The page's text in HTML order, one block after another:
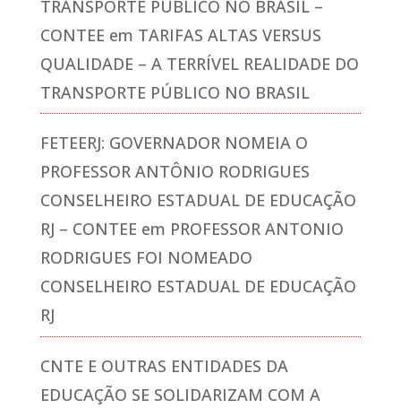
TRANSPORTE PÚBLICO NO BRASIL –
CONTEE em TARIFAS ALTAS VERSUS
QUALIDADE – A TERRÍVEL REALIDADE DO
TRANSPORTE PÚBLICO NO BRASIL
FETEERJ: GOVERNADOR NOMEIA O
PROFESSOR ANTÔNIO RODRIGUES
CONSELHEIRO ESTADUAL DE EDUCAÇÃO
RJ – CONTEE em PROFESSOR ANTONIO
RODRIGUES FOI NOMEADO
CONSELHEIRO ESTADUAL DE EDUCAÇÃO
RJ
CNTE E OUTRAS ENTIDADES DA
EDUCAÇÃO SE SOLIDARIZAM COM A